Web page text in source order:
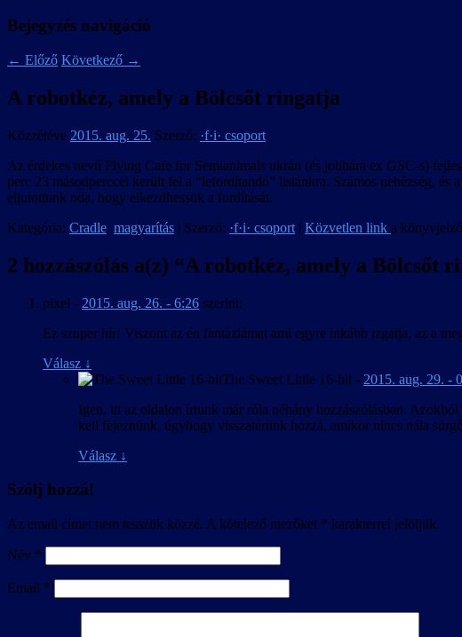
Bejegyzés navigáció
← Előző Következő →
A robotkéz, amely a Bölcsőt ringatja
Közzétéve 2015. aug. 25. Szerző: ·f·i· csoport
Az érdekes nevű Flying Cafe for Semianimals ukrán (és jobbára ex GSC-s)
perc 23 másodperccel került fel a “lefordítandó” listánkra. Számos nehézség,
eljutottunk oda, hogy elkezdhessük a fordítását.
Kategória: Cradle, magyarítás | Szerző: ·f·i· csoport | Közvetlen link a
2 hozzászólás a(z) “A robotkéz, amely a Bölcsőt
pixel - 2015. aug. 26. - 6:26 szerint:
Ez szuper hír! Viszont az én fantáziámat ami egyre inkább izgatja, az a
Válasz ↓
The Sweet Little 16-bit - 2015. aug. 29. -
Igen, itt az oldalon írtunk már róla néhány hozzászólásban.
kell fejeznünk, úgyhogy visszatérünk hozzá, amikor nincs nála
Válasz ↓
Szólj hozzá!
Az email címet nem tesszük közzé. A kötelező mezőket * karakterrel jelöljük.
Név *
Email *